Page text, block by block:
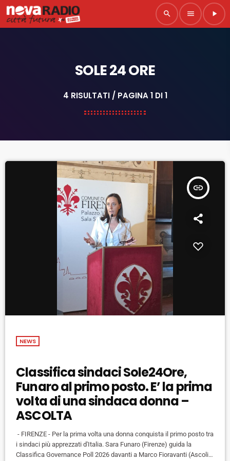
search menu play_arrow
SOLE 24 ORE
4 RISULTATI / PAGINA 1 DI 1
insert_link
NEWS
Classifica sindaci Sole24Ore,
Funaro al primo posto. E’ la prima
volta di una sindaca donna –
ASCOLTA
- FIRENZE - Per la prima volta una donna conquista il primo posto tra
i sindaci più apprezzati d'Italia. Sara Funaro (Firenze) guida la
Classifica Governance Poll 2026 davanti a Marco Fioravanti (Ascoli)